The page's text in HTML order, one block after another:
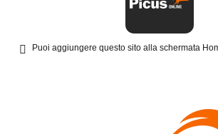
Puoi aggiungere questo sito alla schermata